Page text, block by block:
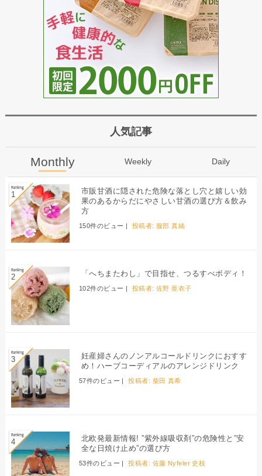
人気記事
Monthly Weekly Daily
市販甘酒に隠された危険な落とし穴と嬉しい効
果のあるからだにやさしい甘酒の選び方＆飲み
方
150件のビュー | 投稿者: 服部 真緒
「へちまたわし」で目指せ、つるすべボディ！
102件のビュー | 投稿者:佐野 亜衣子
妊産婦さんのノンアルコールドリンクにおすす
め！ハーブコーディアルのアレンジドリンク
57件のビュー | 投稿者: 柴田 真希
北欧発最新情報! ”紫外線吸収剤”の危険性と”安
全な日焼け止め”の選び方
53件のビュー | 投稿者: 佐藤 Nyfeler 史枝